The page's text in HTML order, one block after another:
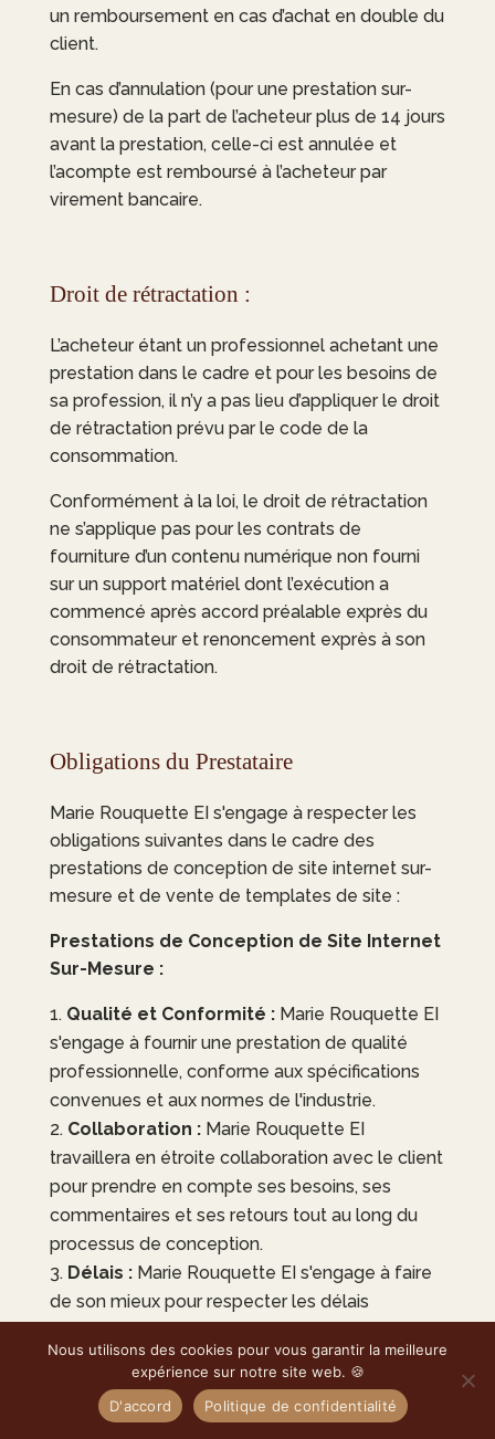
un remboursement en cas d’achat en double du
client.
En cas d’annulation (pour une prestation sur-
mesure) de la part de l’acheteur plus de 14 jours
avant la prestation, celle-ci est annulée et
l’acompte est remboursé à l’acheteur par
virement bancaire.
Droit de rétractation :
L’acheteur étant un professionnel achetant une
prestation dans le cadre et pour les besoins de
sa profession, il n’y a pas lieu d’appliquer le droit
de rétractation prévu par le code de la
consommation.
Conformément à la loi, le droit de rétractation
ne s’applique pas pour les contrats de
fourniture d’un contenu numérique non fourni
sur un support matériel dont l’exécution a
commencé après accord préalable exprès du
consommateur et renoncement exprès à son
droit de rétractation.
Obligations du Prestataire
Marie Rouquette EIs'engage à respecter les
obligations suivantes dans le cadre des
prestations de conception de site internet sur-
mesure et de vente de templates de site :
Prestations de Conception de Site Internet
Sur-Mesure :
Qualité et Conformité : Marie Rouquette EI
s'engage à fournir une prestation de qualité
professionnelle, conforme aux spécifications
convenues et aux normes de l'industrie.
Collaboration : Marie Rouquette EI
travaillera en étroite collaboration avec le client
pour prendre en compte ses besoins, ses
commentaires et ses retours tout au long du
processus de conception.
Délais : Marie Rouquette EIs'engage à faire
de son mieux pour respecter les délais
retard potentiel.
Confidentialité :Toutes les informations
fournies par le client seront traitées de manière
Nous utilisons des cookies pour vous garantir la meilleure
expérience sur notre site web. 🍪
D'accord
Politique de confidentialité